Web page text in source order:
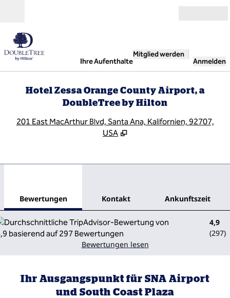
Ihre Aufenthalte
Mitglied werden
Anmelden
Hotel Zessa Orange County Airport, a
DoubleTree by Hilton
201 East MacArthur Blvd, Santa Ana, Kalifornien, 92707,
USA
Bewertungen Kontakt Ankunftszeit
4,9
(297)
Bewertungen lesen
Ihr Ausgangspunkt für SNA Airport
und South Coast Plaza